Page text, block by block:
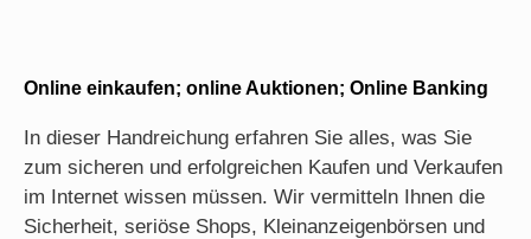
Online einkaufen; online Auktionen; Online Banking
In dieser Handreichung erfahren Sie alles, was Sie
zum sicheren und erfolgreichen Kaufen und Verkaufen
im Internet wissen müssen. Wir vermitteln Ihnen die
Sicherheit, seriöse Shops, Kleinanzeigenbörsen und